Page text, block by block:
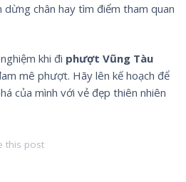
dừng chân hay tìm điểm tham quan
khi đi phượt Vũng Tàu
mê phượt. Hãy lên kế hoạch để
của mình với vẻ đẹp thiên nhiên
this post